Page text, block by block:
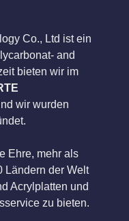
Co., Ltd ist ein
and
bieten wir im
wir wurden
Ehre, mehr als
Ländern der Welt
Acrylplatten und
zu bieten.